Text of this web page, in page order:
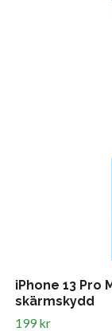
iPhone 13 Pro
skärmskydd
199 kr